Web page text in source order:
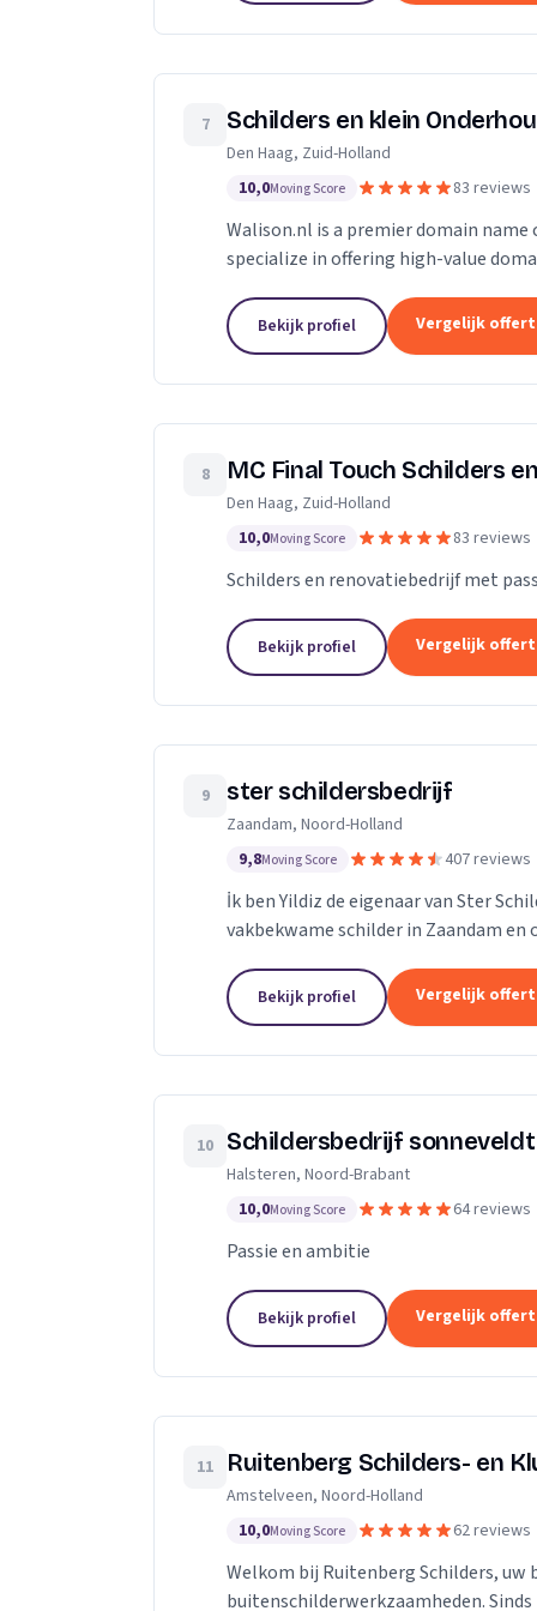
7 Schilders en klein
Den Haag, Zuid-Holland
10,0Moving Score 83 reviews
Walison.nl is a premier domain
specialize in offering high-value
Bekijk profiel Vergelijk
8 MC Final Touch Schilders
Den Haag, Zuid-Holland
10,0Moving Score 83 reviews
Schilders en renovatiebedrijf met
Bekijk profiel Vergelijk
9 ster schildersbedrijf
Zaandam, Noord-Holland
9,8Moving Score 407 reviews
İk ben Yildiz de eigenaar van Ster
vakbekwame schilder in Zaandam
Bekijk profiel Vergelijk
10 Schildersbedrijf sonneveldt
Halsteren, Noord-Brabant
10,0Moving Score 64 reviews
Passie en ambitie
Bekijk profiel Vergelijk
11 Ruitenberg Schilders- en
Amstelveen, Noord-Holland
10,0Moving Score 62 reviews
Welkom bij Ruitenberg Schilders,
buitenschilderwerkzaamheden.